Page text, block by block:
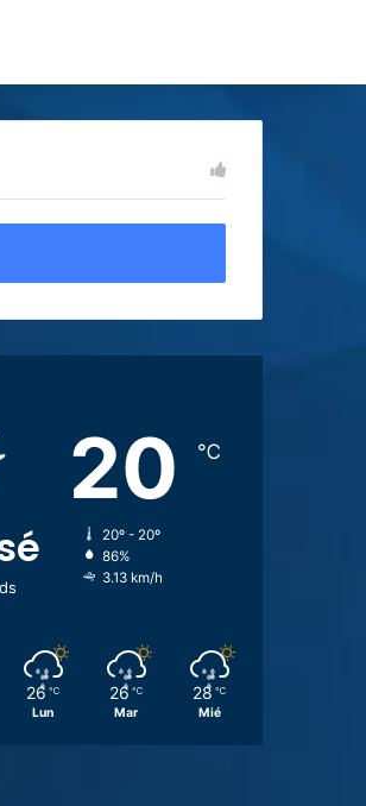
20 ℃
20º - 20º
86%
3.13 km/h
26 ℃
Lun
26 ℃
Mar
28 ℃
Mié